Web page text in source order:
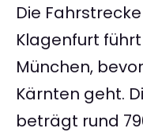
Die
Klagenfurt
München,
Kärnten geht.
beträgt rund